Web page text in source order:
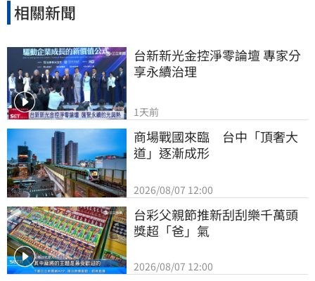
相關新聞
台新新光金控淨零論壇 專家分
享永續治理
1天前
商場戰國來臨　台中「頂奢大
道」逐漸成形
2026/08/07 12:00
台彩父親節推新刮刮樂千萬頭
獎超「爸」氣
2026/08/07 12:00